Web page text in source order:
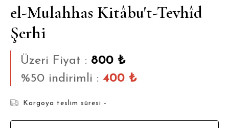
el-Mulahhas Kitâbu't-Tevhîd
Şerhi
Üzeri Fiyat : 800 ₺
%50 indirimli : 400 ₺
Kargoya teslim süresi -